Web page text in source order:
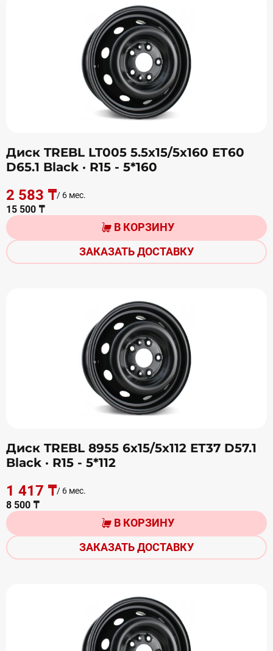
Диск TREBL LT005 5.5х15/5х160 ЕТ60
D65.1 Black · R15 - 5*160
2 583 ₸/ 6 мес.
15 500 ₸
В КОРЗИНУ
ЗАКАЗАТЬ ДОСТАВКУ
Диск TREBL 8955 6х15/5х112 ЕТ37 D57.1
Black · R15 - 5*112
1 417 ₸/ 6 мес.
8 500 ₸
В КОРЗИНУ
ЗАКАЗАТЬ ДОСТАВКУ